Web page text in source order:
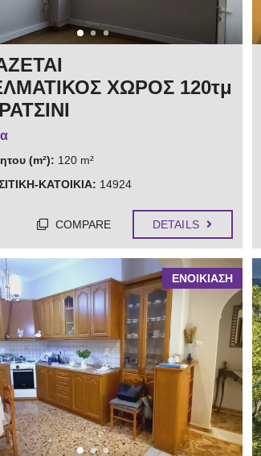
ΧΩΡΟΣ 120τμ
(m²): 120 m²
ΚΑΤΟΙΚΙΑ: 14924
COMPARE DETAILS
ΕΝΟΙΚΙΑΣΗ